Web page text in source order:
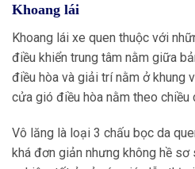
Khoang lái
Khoang lái xe quen thuộc với
điều khiển trung tâm nằm giữa
điều hòa và giải trí nằm ở khung
cửa gió điều hòa nằm theo
Vô lăng là loại 3 chấu bọc da
khá đơn giản nhưng không hề